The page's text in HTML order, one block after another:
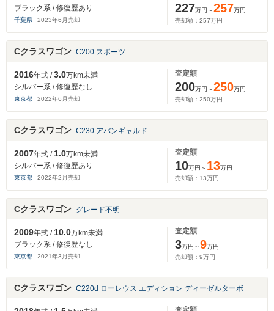
ブラック系 / 修復歴あり
千葉県 2023年6 月売却
227万円～257万円
売却額： 257万円
Cクラスワゴン C200 スポーツ
2016年式 /3.0万km未満
シルバー系 / 修復歴なし
東京都 2022年6 月売却
査定額
200万円～250万円
売却額： 250万円
Cクラスワゴン C230 アバンギャルド
2007年式 /1.0万km未満
シルバー系 / 修復歴あり
東京都 2022年2 月売却
査定額
10万円～ 13万円
売却額： 13万円
Cクラスワゴン グレード不明
2009年式 /10.0万km未満
ブラック系 / 修復歴なし
東京都 2021年3 月売却
査定額
3万円～9万円
売却額： 9万円
Cクラスワゴン C220d ローレウス エディション ディーゼルターボ